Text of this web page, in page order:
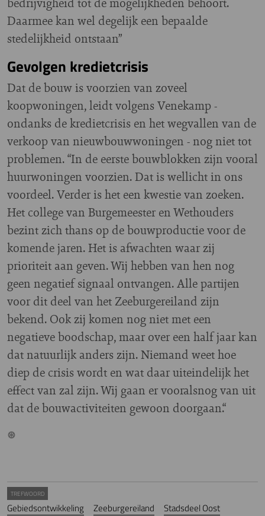
Daarmee kan wel degelijk een bepaalde
stedelijkheid ontstaan”
Gevolgen kredietcrisis
Dat de bouw is voorzien van zoveel
koopwoningen, leidt volgens Venekamp -
ondanks de kredietcrisis en het wegvallen van de
verkoop van nieuwbouwwoningen - nog niet tot
problemen. “In de eerste bouwblokken zijn vooral
huurwoningen voorzien. Dat is wellicht in ons
voordeel. Verder is het een kwestie van zoeken.
Het college van Burgemeester en Wethouders
bezint zich thans op de bouwproductie voor de
komende jaren. Het is afwachten waar zij
prioriteit aan geven. Wij hebben van hen nog
geen negatief signaal ontvangen. Alle partijen
voor dit deel van het Zeeburgereiland zijn
bekend. Ook zij komen nog niet met een
negatieve boodschap, maar over een half jaar kan
dat natuurlijk anders zijn. Niemand weet hoe
diep de crisis wordt en wat daar uiteindelijk het
effect van zal zijn. Wij gaan er vooralsnog van uit
dat de bouwactiviteiten gewoon doorgaan.“
TREFWOORD
Gebiedsontwikkeling Zeeburgereiland
Stadsdeel Oost